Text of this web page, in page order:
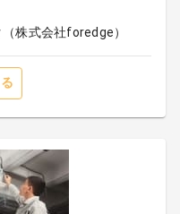
株式会社foredge）